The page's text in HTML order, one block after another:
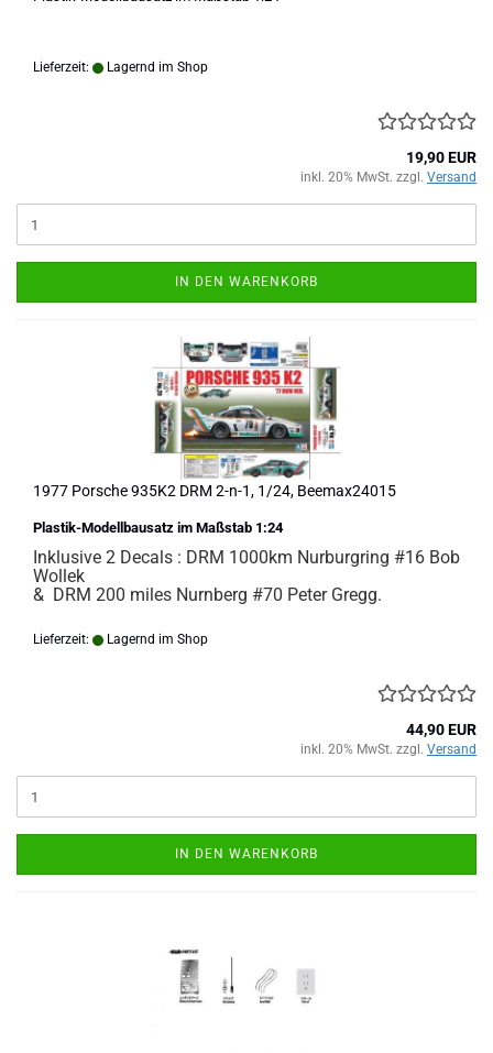
Lieferzeit: Lagernd im Shop
19,90 EUR
inkl. 20% MwSt. zzgl. Versand
IN DEN WARENKORB
1977 Porsche 935K2 DRM 2-n-1, 1/24, Beemax24015
Plastik-Modellbausatz im Maßstab 1:24
Inklusive 2 Decals : DRM 1000km Nurburgring #16 Bob
Wollek
& DRM 200 miles Nurnberg #70 Peter Gregg.
Lieferzeit: Lagernd im Shop
44,90 EUR
inkl. 20% MwSt. zzgl. Versand
IN DEN WARENKORB